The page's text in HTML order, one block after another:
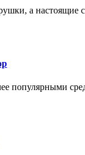
а настоящие
популярными